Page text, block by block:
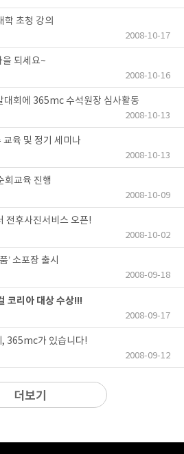
학 초청 강의
2008-10-17
을 되세요~
2008-10-16
대회에 365mc 수석원장 심사활동
2008-10-13
육 및 정기 세미나
2008-10-13
회교육 진행
2008-10-09
전후사진서비스 오픈!
2008-10-02
’ 소포장 출시
2008-09-18
코리아 대상 수상!!!
2008-09-17
, 365mc가 있습니다!
2008-09-12
더보기